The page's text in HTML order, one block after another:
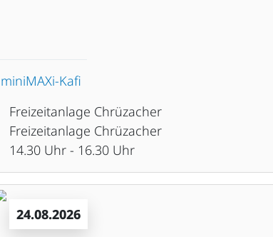
miniMAXi-Kafi
Freizeitanlage Chrüzacher
Freizeitanlage Chrüzacher
14.30 Uhr - 16.30 Uhr
24.08.2026